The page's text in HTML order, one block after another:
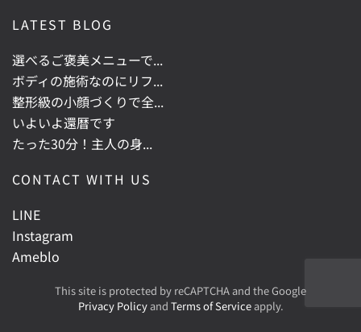
LATEST BLOG
選べるご褒美メニューで...
ボディの施術なのにリフ...
整形級の小顔づくりで全...
いよいよ還暦です
たった30分！主人の身...
CONTACT WITH US
LINE
Instagram
Ameblo
This site is protected by reCAPTCHA and the Google
Privacy Policyand Terms of Serviceapply.